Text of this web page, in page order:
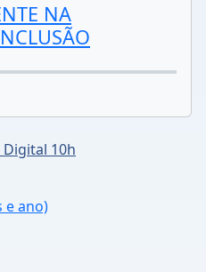
NA
10h
e ano)